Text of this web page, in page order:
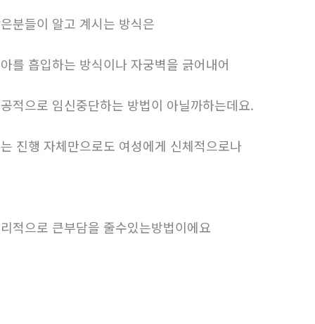
분들이 알고 계시는 방식은
를 흡입하는 방식이나 자궁벽을 긁어내어
적으로 임신중단하는 방법이 아닐까하는데요.
진행 자체만으로도 여성에게 신체적으로나
적으로 큰부담을 줄수있는방법이에요